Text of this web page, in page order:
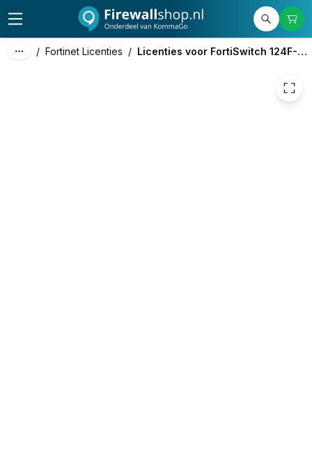
/ Fortinet Licenties / Licenties voor FortiSwitch 124F-POE
€ 169,40